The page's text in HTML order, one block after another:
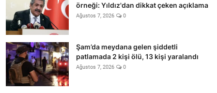
örneği: Yıldız'dan dikkat çeken açıklama
Ağustos 7, 2026 0
Şam’da meydana gelen şiddetli
patlamada 2 kişi ölü, 13 kişi yaralandı
Ağustos 7, 2026 0